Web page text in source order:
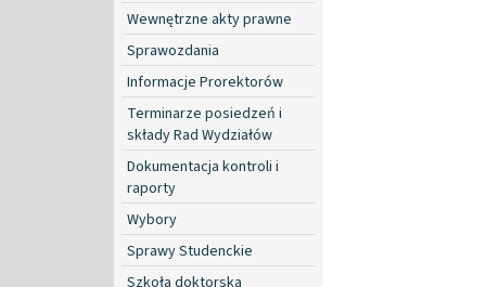
Wewnętrzne akty prawne
Sprawozdania
Informacje Prorektorów
Terminarze posiedzeń i
składy Rad Wydziałów
Dokumentacja kontroli i
raporty
Wybory
Sprawy Studenckie
Szkoła doktorska